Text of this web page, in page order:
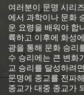
여러분이 문명 시리
에서 과학이나 문화
운 요령을 배워야 합
륙하고 이후에 화성
광을 통해 문화 승리
수 승리에는 큰 변화
교 승리를 달성하려
문명에 종교를 전파
종교가 대중 종교가